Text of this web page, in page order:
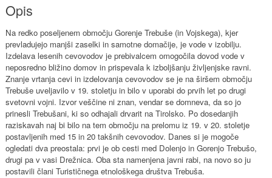
Opis
Na redko poseljenem območju Gorenje Trebuše (in Vojskega), kjer
prevladujejo manjši zaselki in samotne domačije, je vode v izobilju.
Izdelava lesenih cevovodov je prebivalcem omogočila dovod vode v
neposredno bližino domov in prispevala k izboljšanju življenjske ravni.
Znanje vrtanja cevi in izdelovanja cevovodov se je na širšem območju
Trebuše uveljavilo v 19. stoletju in bilo v uporabi do prvih let po drugi
svetovni vojni. Izvor veščine ni znan, vendar se domneva, da so jo
prinesli Trebušani, ki so odhajali drvarit na Tirolsko. Po dosedanjih
raziskavah naj bi bilo na tem območju na prelomu iz 19. v 20. stoletje
postavljenih med 15 in 20 takšnih cevovodov. Danes si je mogoče
ogledati dva preostala: prvi je ob cesti med Dolenjo in Gorenjo Trebušo,
drugi pa v vasi Drežnica. Oba sta namenjena javni rabi, na novo so ju
postavili člani Turističnega etnološkega društva Trebuša.